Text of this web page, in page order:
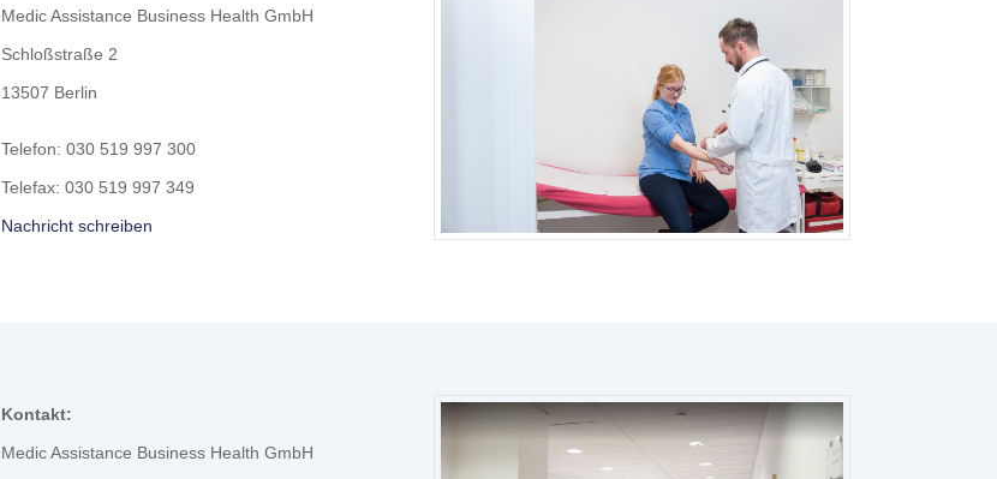
Medic Assistance Business Health GmbH
Schloßstraße 2
13507 Berlin
Telefon: 030 519 997 300
Telefax: 030 519 997 349
Nachricht schreiben
Kontakt:
Medic Assistance Business Health GmbH